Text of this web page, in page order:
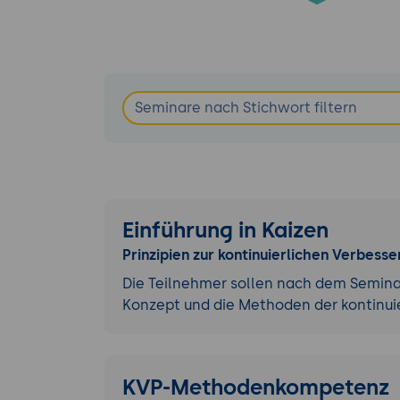
Einführung in Kaizen
Prinzipien zur kontinuierlichen
Die Teilnehmer sollen nach dem
Konzept und die Methoden der
KVP-Methodenkompetenz